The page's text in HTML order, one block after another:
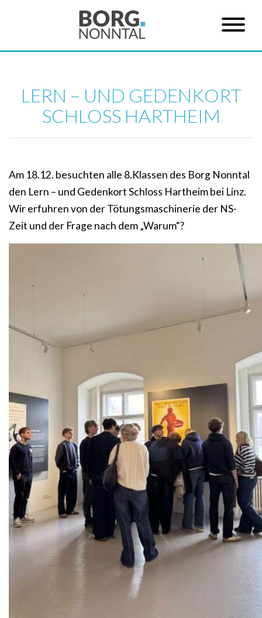
LERN – UND GEDENKORT
SCHLOSS HARTHEIM
Am 18.12. besuchten alle 8.Klassen des Borg Nonntal
den Lern – und Gedenkort Schloss Hartheim bei Linz.
Wir erfuhren von der Tötungsmaschinerie der NS-
Zeit und der Frage nach dem „Warum“?